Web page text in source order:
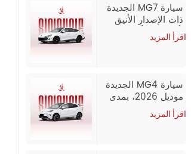
سيارة MG7 الجديدة
ذات الإصدار الأنيق
اقرأ المزيد
سيارة MG4 الجديدة
موديل 2026، بمدى
(CLTC)، إصداراقرأ المزيد